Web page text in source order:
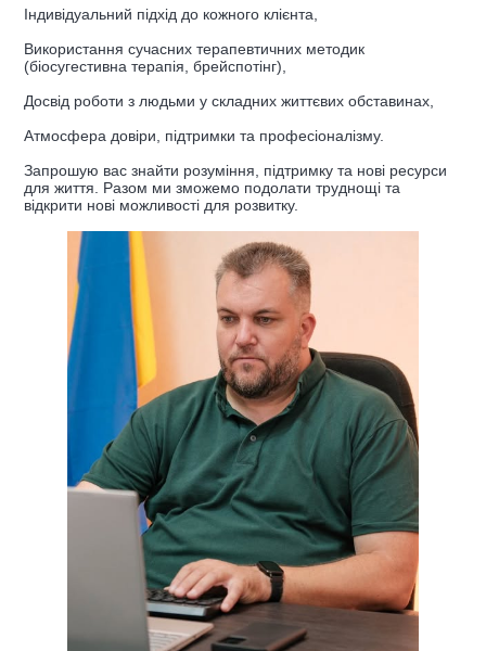
Індивідуальний підхід до кожного клієнта,
Використання сучасних терапевтичних методик
(біосугестивна терапія, брейспотінг),
Досвід роботи з людьми у складних життєвих обставинах,
Атмосфера довіри, підтримки та професіоналізму.
Запрошую вас знайти розуміння, підтримку та нові ресурси
для життя. Разом ми зможемо подолати труднощі та
відкрити нові можливості для розвитку.